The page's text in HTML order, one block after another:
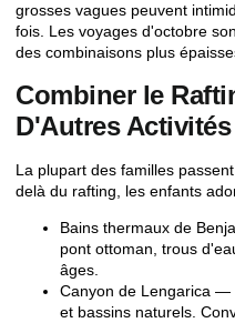
grosses vagues peuvent
fois. Les voyages d'octobre
des combinaisons plus
Combiner le
D'Autres
La plupart des familles
delà du rafting, les enfants
Bains thermaux de Benja
pont ottoman, trous
âges.
Canyon de Lengarica —
et bassins naturels.